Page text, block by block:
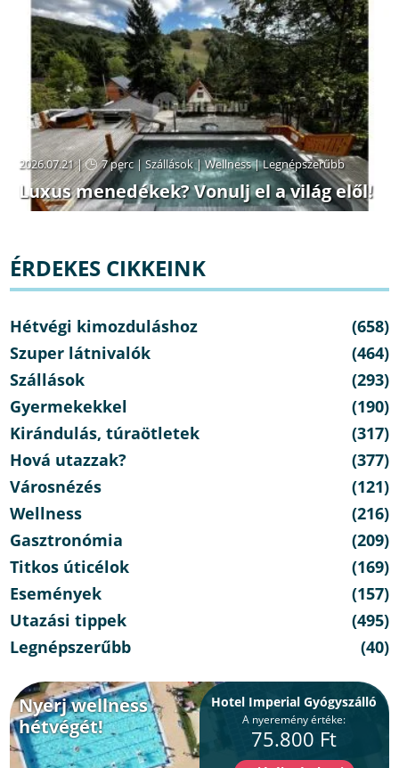
2026.07.21 | 7 perc|Szállások|Wellness|Legnépszerűbb
Luxus menedékek? Vonulj el a világ elől!
ÉRDEKES CIKKEINK
Hétvégi kimozduláshoz
(658)
Szuper látnivalók
(464)
Szállások
(293)
Gyermekekkel
(190)
Kirándulás, túraötletek
(317)
Hová utazzak?
(377)
Városnézés
(121)
Wellness
(216)
Gasztronómia
(209)
Titkos úticélok
(169)
Események
(157)
Utazási tippek
(495)
Legnépszerűbb
(40)
Nyerj wellness
hétvégét!
Hotel Imperial Gyógyszálló
A nyeremény értéke:
75.800 Ft